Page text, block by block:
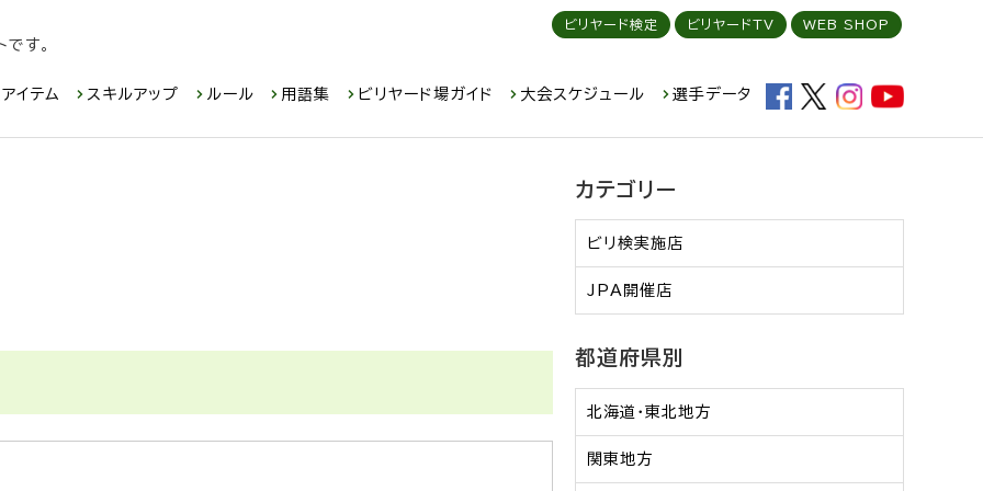
す。
イテム スキルアップ ルール 用語集 ビリヤード場ガイド 大会スケジュール 選手データ
ビリヤード検定 ビリヤードTV WEB SHOP
カテゴリー
ビリ検実施店
JPA開催店
都道府県別
北海道・東北地方
関東地方